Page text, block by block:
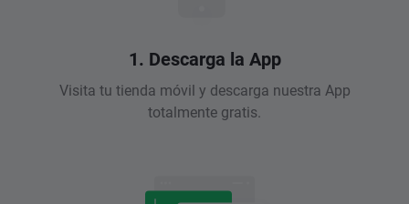
1. Descarga la App
Visita tu tienda móvil y descarga nuestra App
totalmente gratis.